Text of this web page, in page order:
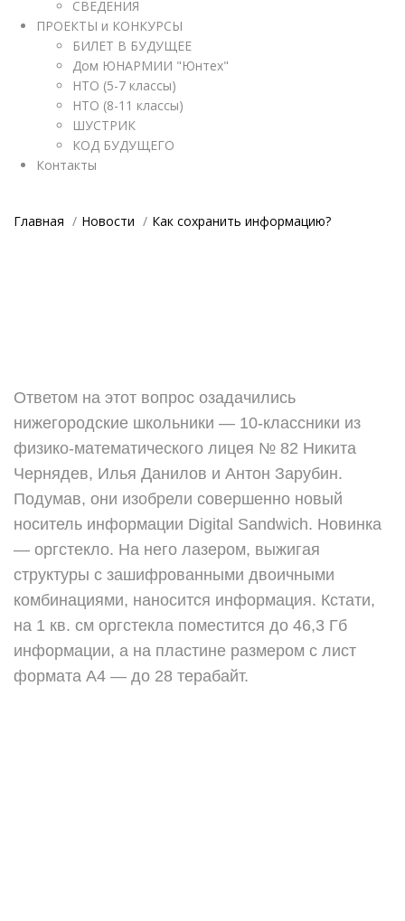
СВЕДЕНИЯ
ПРОЕКТЫ и КОНКУРСЫ
БИЛЕТ В БУДУЩЕЕ
Дом ЮНАРМИИ "Юнтех"
НТО (5-7 классы)
НТО (8-11 классы)
ШУСТРИК
КОД БУДУЩЕГО
Контакты
Главная Новости Как сохранить информацию?
Ответом на этот вопрос озадачились
нижегородские школьники — 10-классники из
физико-математического лицея № 82 Никита
Чернядев, Илья Данилов и Антон Зарубин.
Подумав, они изобрели совершенно новый
носитель информации Digital Sandwich. Новинка
— оргстекло. На него лазером, выжигая
структуры с зашифрованными двоичными
комбинациями, наносится информация. Кстати,
на 1 кв. см оргстекла поместится до 46,3 Гб
информации, а на пластине размером с лист
формата А4 — до 28 терабайт.